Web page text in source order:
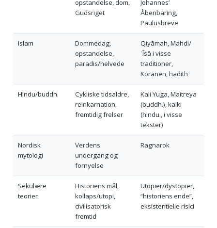
opstandelse, dom,
Gudsriget
Johannes’
Åbenbaring,
Paulusbreve
Islam
Dommedag,
opstandelse,
paradis/helvede
Qiyāmah, Mahdi/
ʿĪsā i visse
traditioner,
Koranen, hadith
Hindu/buddh.
Cykliske tidsaldre,
reinkarnation,
fremtidig frelser
Kali Yuga, Maitreya
(buddh.), kalki
(hindu., i visse
tekster)
Nordisk
mytologi
Verdens
undergang og
fornyelse
Ragnarok
Sekulære
teorier
Historiens mål,
kollaps/utopi,
civilisatorisk
fremtid
Utopier/dystopier,
“historiens ende”,
eksistentielle risici